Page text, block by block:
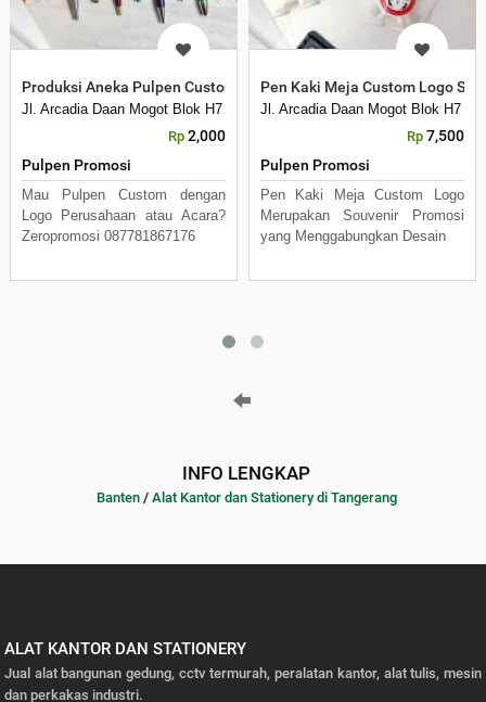
Produksi Aneka Pulpen Custom Logo Termurah
Jl. Arcadia Daan Mogot Blok H7 No 16 Daan Mogot Km 21. Kecamatan
Rp 2,000
Pulpen Promosi
Mau Pulpen Custom dengan
Logo Perusahaan atau Acara?
Zeropromosi 087781867176
Pen Kaki Meja Custom Logo
Jl. Arcadia Daan Mogot Blok H7
Rp 7,500
Pulpen Promosi
Pen Kaki Meja Custom Logo
Merupakan Souvenir Promosi
yang Menggabungkan Desain
INFO LENGKAP
Banten/ Alat Kantor dan Stationery di Tangerang
ALAT KANTOR DAN STATIONERY
Jual alat bangunan gedung, cctv termurah, peralatan kantor, alat tulis, mesin
dan perkakas industri.